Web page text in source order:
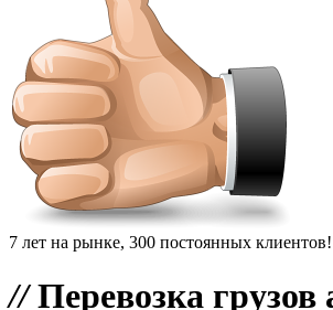
7 лет на рынке, 300 постоянных клиентов!
//Перевозка